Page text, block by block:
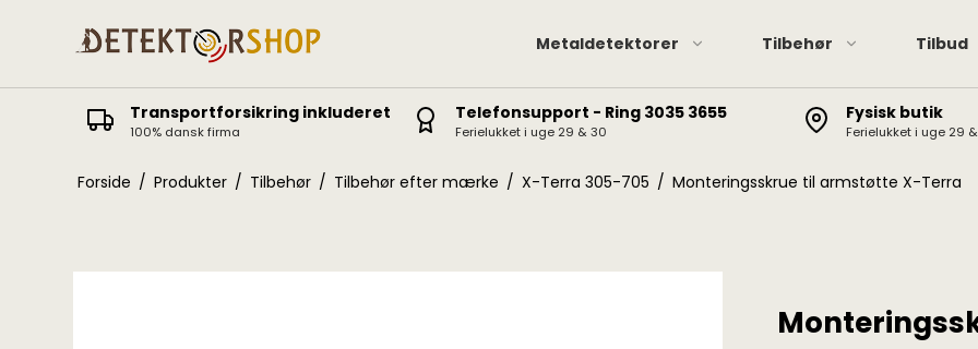
Metaldetektorer Tilbehør
Icon / Icon X
Minelab Manticore
Minelab Vanquish
Pinpointer tilbehør
XP
Tilbud
Transportforsikring inkluderet
100% dansk firma
Telefonsupport - Ring 3035 3655
Ferielukket i uge 29 & 30
Fysisk butik
Ferielukket i uge 29
Forside / Produkter / Tilbehør / Tilbehør efter mærke / X-Terra 305-705 / Monteringsskrue til armstøtte X-Terra